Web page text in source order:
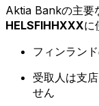
Aktia Bankの主要
HELSFIHHXXXに
フィンラン
受取人は支
せん